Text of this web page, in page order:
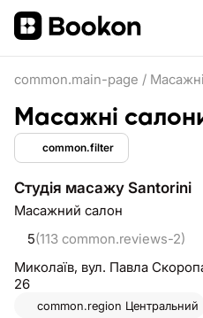
common.main-page /
Масажні
common.filter
Студія масажу Santorini
Масажний салон
5(113 common.reviews-2)
Миколаїв, вул. Павла
26
common.region Центральний